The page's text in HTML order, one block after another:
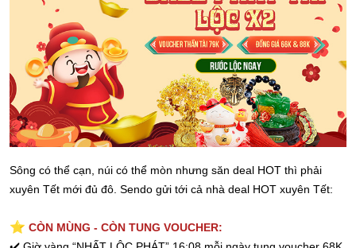
Sông có thể cạn, núi có thể mòn nhưng săn deal HOT thì phải
xuyên Tết mới đủ đô. Sendo gửi tới cả nhà deal HOT xuyên Tết:
⭐️ CÒN MÙNG - CÒN TUNG VOUCHER: